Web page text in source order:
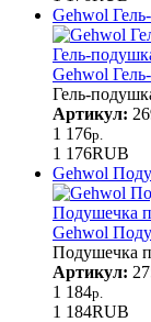
Gehwol
Гель-
Gehwol
Гель-
Артикул:
1 176р.
1 176RUB
Gehwol
Подушечка
Gehwol
Подушечка
Артикул:
1 184р.
1 184RUB